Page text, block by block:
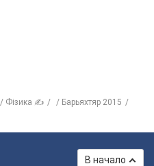
Фізика ✍
Барьяхтяр 2015
В начало